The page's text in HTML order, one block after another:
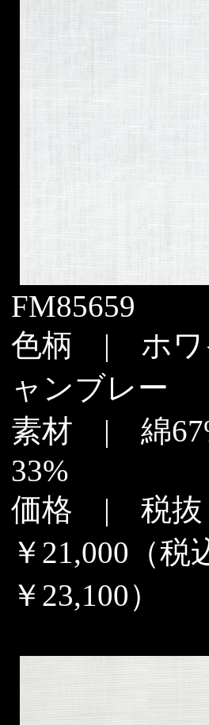
FM85659
色柄 | ホワ
ャンブレー
素材 | 綿
33%
価格 | 税抜
￥21,000（税
￥23,100）